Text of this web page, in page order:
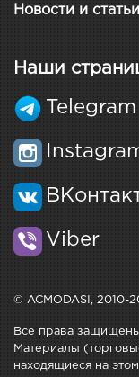
Новости и статьи
Наши
Telegram
Viber
© ACMODASI, 2010-
Все права
Материалы
находящиеся на